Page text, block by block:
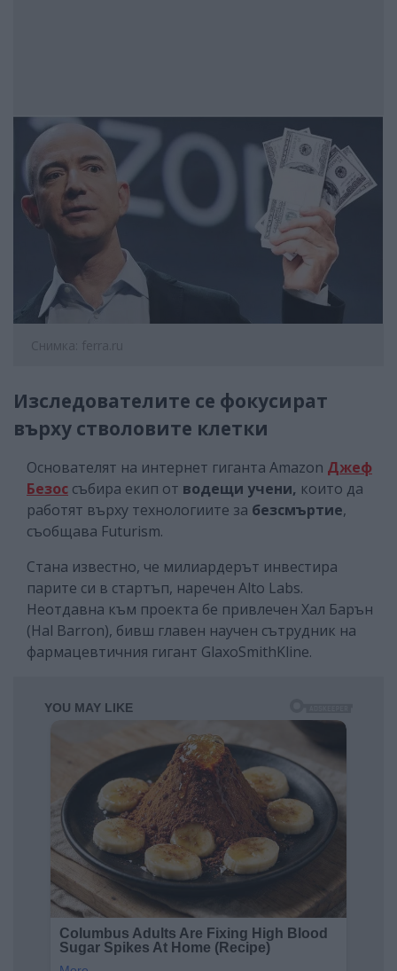
Снимка: ferra.ru
Изследователите се фокусират
върху стволовите клетки
Основателят на интернет гиганта Amazon Джеф
Безос събира екип от водещи учени, които да
работят върху технологиите за безсмъртие,
съобщава Futurism.
Стана известно, че милиардерът инвестира
парите си в стартъп, наречен Alto Labs.
Неотдавна към проекта бе привлечен Хал Барън
(Hal Barron), бивш главен научен сътрудник на
фармацевтичния гигант GlaxoSmithKline.